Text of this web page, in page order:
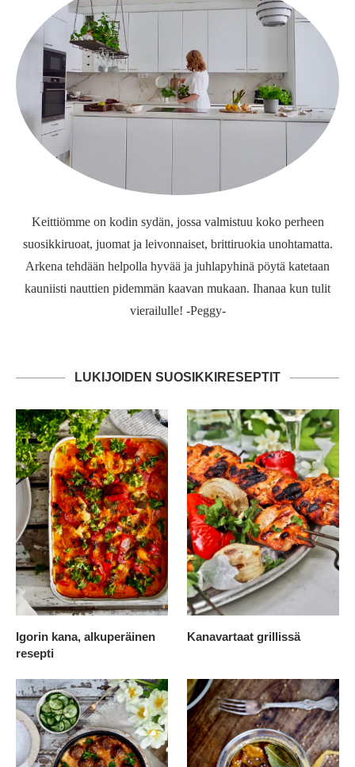
Keittiömme on kodin sydän, jossa valmistuu koko perheen
suosikkiruoat, juomat ja leivonnaiset, brittiruokia unohtamatta.
Arkena tehdään helpolla hyvää ja juhlapyhinä pöytä katetaan
kauniisti nauttien pidemmän kaavan mukaan. Ihanaa kun tulit
vierailulle! -Peggy-
LUKIJOIDEN SUOSIKKIRESEPTIT
Igorin kana, alkuperäinen
resepti
Kanavartaat grillissä